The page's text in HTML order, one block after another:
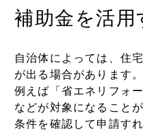
補助金を活用
自治体によっては、住
が出る場合があります。
例えば「省エネリフォ
などが対象になること
条件を確認して申請す